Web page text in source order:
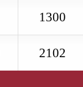
1300
2102